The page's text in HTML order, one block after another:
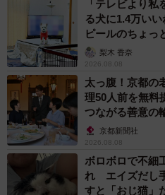
「テレビより
る犬に1.4万い
ピールのちょっ
梨木 香奈
2026.08.08
太っ腹！京都の
理50人前を無料
つながる善意の
京都新聞社
2026.08.08
ボロボロで不細
れ エイズだし
すと「おじ猫」